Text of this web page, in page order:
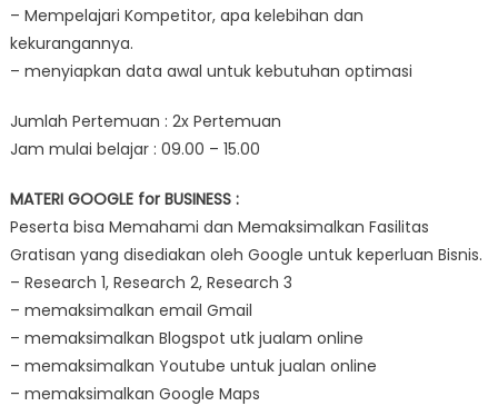
– Mempelajari Kompetitor, apa kelebihan dan
kekurangannya.
– menyiapkan data awal untuk kebutuhan optimasi
Jumlah Pertemuan : 2x Pertemuan
Jam mulai belajar : 09.00 – 15.00
MATERI GOOGLE for BUSINESS :
Peserta bisa Memahami dan Memaksimalkan Fasilitas
Gratisan yang disediakan oleh Google untuk keperluan Bisnis.
– Research 1, Research 2, Research 3
– memaksimalkan email Gmail
– memaksimalkan Blogspot utk jualam online
– memaksimalkan Youtube untuk jualan online
– memaksimalkan Google Maps